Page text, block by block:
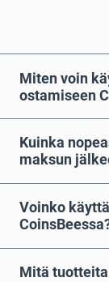
Miten voin
ostamiseen
Kuinka
maksun
Voinko
Mitä